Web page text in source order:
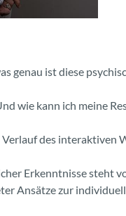
genau ist diese
wie kann ich meine
des interaktiven
Erkenntnisse steht
Ansätze zur